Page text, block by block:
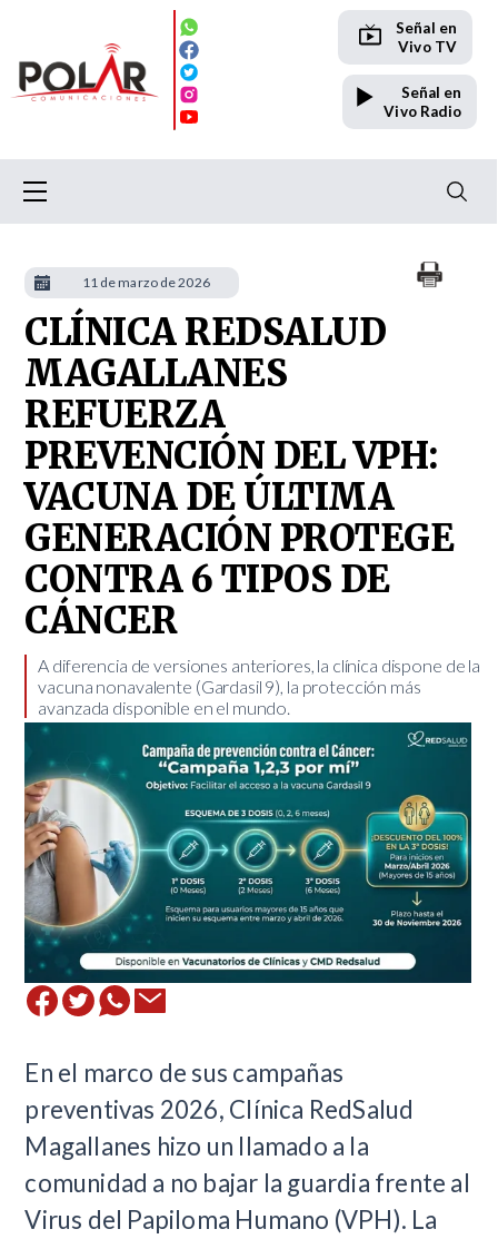
Señal en
Vivo TV
Señal en
Vivo Radio
CLÍNICA REDSALUD
MAGALLANES
REFUERZA
PREVENCIÓN DEL VPH:
VACUNA DE ÚLTIMA
GENERACIÓN PROTEGE
CONTRA 6 TIPOS DE
CÁNCER
A diferencia de versiones anteriores, la clínica dispone de la
vacuna nonavalente (Gardasil 9), la protección más
avanzada disponible en el mundo.
En el marco de sus campañas
preventivas 2026, Clínica RedSalud
Magallanes hizo un llamado a la
comunidad a no bajar la guardia frente al
Virus del Papiloma Humano (VPH). La
11 de marzo de 2026